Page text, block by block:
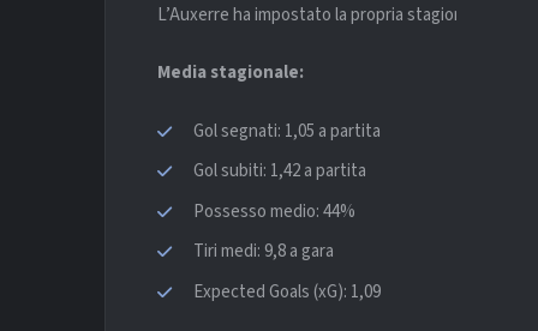
L’Auxerre ha impostato la propria stagione su
Media stagionale:
Gol segnati: 1,05 a partita
Gol subiti: 1,42 a partita
Possesso medio: 44%
Tiri medi: 9,8 a gara
Expected Goals (xG): 1,09